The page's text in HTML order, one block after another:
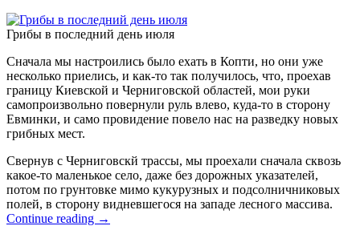
Грибы в последний день июля
Сначала мы настроились было ехать в Копти, но они уже
несколько приелись, и как-то так получилось, что, проехав
границу Киевской и Черниговской областей, мои руки
самопроизвольно повернули руль влево, куда-то в сторону
Евминки, и само провидение повело нас на разведку новых
грибных мест.
Свернув с Черниговскй трассы, мы проехали сначала сквозь
какое-то маленькое село, даже без дорожных указателей,
потом по грунтовке мимо кукурузных и подсолничниковых
полей, в сторону видневшегося на западе лесного массива.
Continue reading →